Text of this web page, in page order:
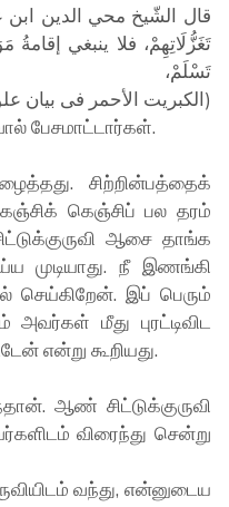
قال الشّيخ محي الدين
تَغَزُّلَاتِهِمْ، فلا ينبغي
تَسْلَمْ،
(الكبريت الأحمر فى بيان علوم الشّيخ الأكبر،
பேசமாட்டார்கள்.
சிற்றின்பத்தைக்
கெஞ்சிப் பல தரம்
ஆசை தாங்க
முடியாது. நீ இணங்கி
செய்கிறேன். இப் பெரும்
மீது புரட்டிவிட
என்று கூறியது.
ஆண் சிட்டுக்குருவி
விரைந்து சென்று
வந்து, என்னுடைய